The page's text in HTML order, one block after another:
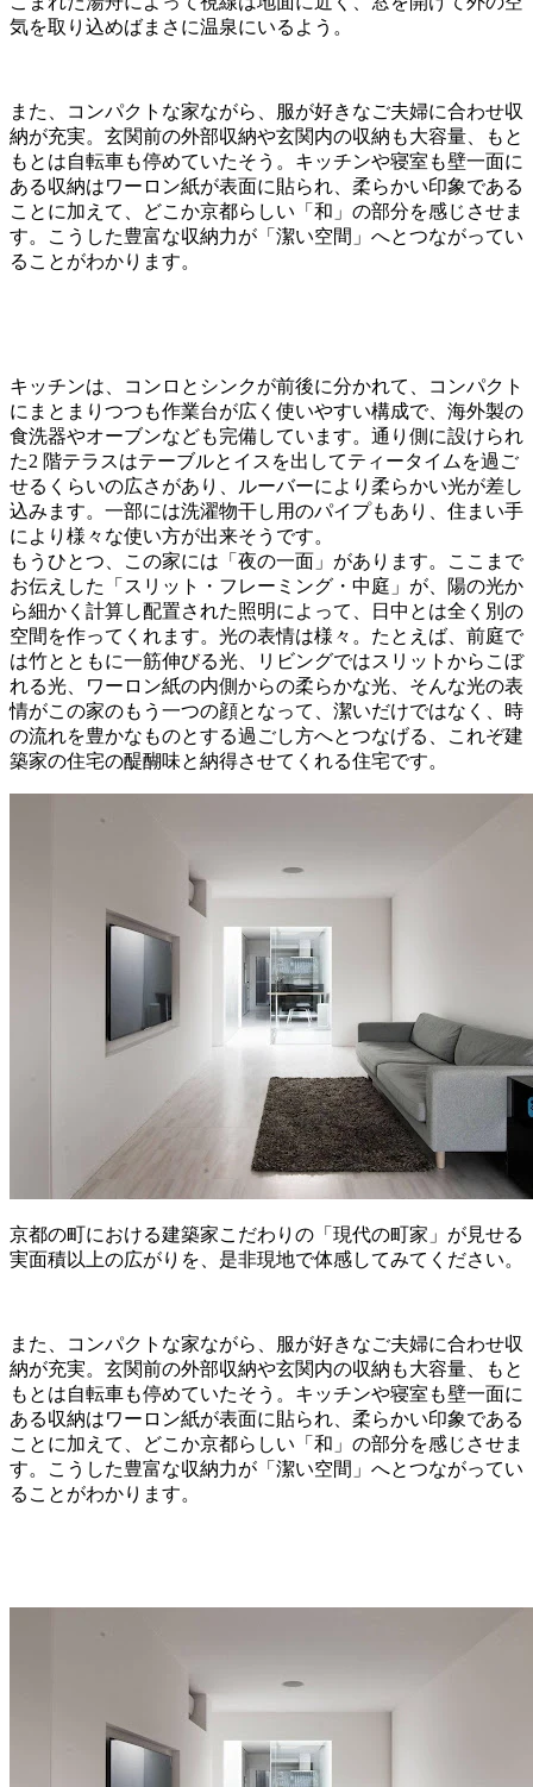
気を取り込めばまさに温泉にいるよう。
また、コンパクトな家ながら、服が好きなご夫婦に合わせ収
納が充実。⽞関前の外部収納や⽞関内の収納も⼤容量、もと
もとは⾃転⾞も停めていたそう。キッチンや寝室も壁⼀⾯に
ある収納はワーロン紙が表⾯に貼られ、柔らかい印象である
ことに加えて、どこか京都らしい「和」の部分を感じさせま
す。こうした豊富な収納⼒が「潔い空間」へとつながってい
ることがわかります。
キッチンは、コンロとシンクが前後に分かれて、コンパクト
にまとまりつつも作業台が広く使いやすい構成で、海外製の
⾷洗器やオーブンなども完備しています。通り側に設けられ
た2 階テラスはテーブルとイスを出してティータイムを過ご
せるくらいの広さがあり、ルーバーにより柔らかい光が差し
込みます。⼀部には洗濯物⼲し⽤のパイプもあり、住まい⼿
により様々な使い⽅が出来そうです。
もうひとつ、この家には「夜の⼀⾯」があります。ここまで
お伝えした「スリット・フレーミング・中庭」が、陽の光か
ら細かく計算し配置された照明によって、⽇中とは全く別の
空間を作ってくれます。光の表情は様々。たとえば、前庭で
は⽵とともに⼀筋伸びる光、リビングではスリットからこぼ
れる光、ワーロン紙の内側からの柔らかな光、そんな光の表
情がこの家のもう⼀つの顔となって、潔いだけではなく、時
の流れを豊かなものとする過ごし⽅へとつなげる、これぞ建
築家の住宅の醍醐味と納得させてくれる住宅です。
京都の町における建築家こだわりの「現代の町家」が⾒せる
実⾯積以上の広がりを、是⾮現地で体感してみてください。
また、コンパクトな家ながら、服が好きなご夫婦に合わせ収
納が充実。⽞関前の外部収納や⽞関内の収納も⼤容量、もと
もとは⾃転⾞も停めていたそう。キッチンや寝室も壁⼀⾯に
ある収納はワーロン紙が表⾯に貼られ、柔らかい印象である
ことに加えて、どこか京都らしい「和」の部分を感じさせま
す。こうした豊富な収納⼒が「潔い空間」へとつながってい
ることがわかります。